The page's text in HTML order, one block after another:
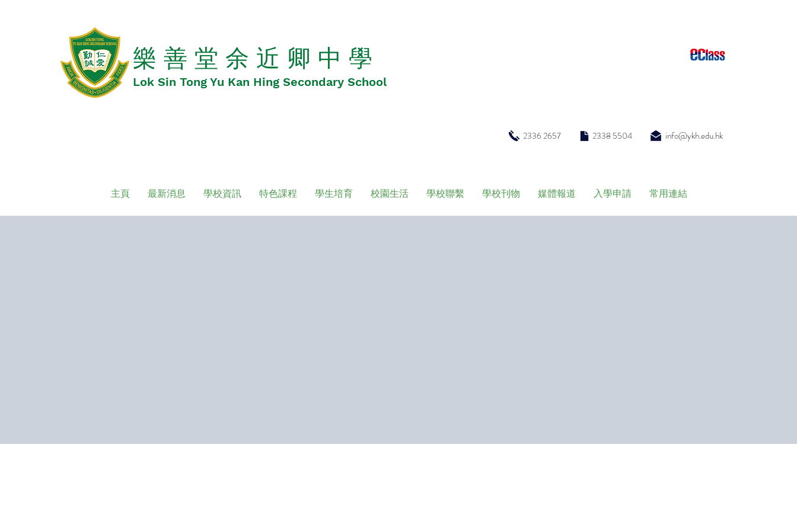
​​樂 善 堂 余 近 卿 中 學
​​Lok Sin Tong Yu Kan Hing Secondary School
2336 2657 2338 5504 info@ykh.edu.hk
主頁 最新消息 學校資訊 特色課程 學生培育 校園生活 學校聯繫 學校刊物 媒體報道 入學申請 常用連結